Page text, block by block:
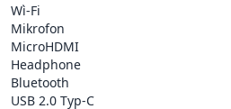
Wì-Fi
Mikrofon
MicroHDMI
Headphone
Bluetooth
USB 2.0 Typ-C